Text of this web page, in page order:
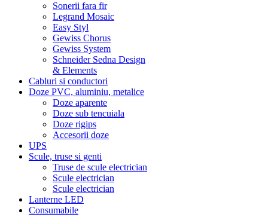
Sonerii fara fir
Legrand Mosaic
Easy Styl
Gewiss Chorus
Gewiss System
Schneider Sedna Design
& Elements
Cabluri si conductori
Doze PVC, aluminiu, metalice
Doze aparente
Doze sub tencuiala
Doze rigips
Accesorii doze
UPS
Scule, truse si genti
Truse de scule electrician
Scule electrician
Scule electrician
Lanterne LED
Consumabile